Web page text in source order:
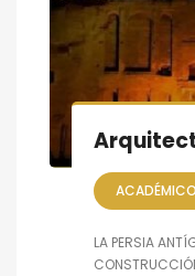
ACADÉMICO
LA PERSIA